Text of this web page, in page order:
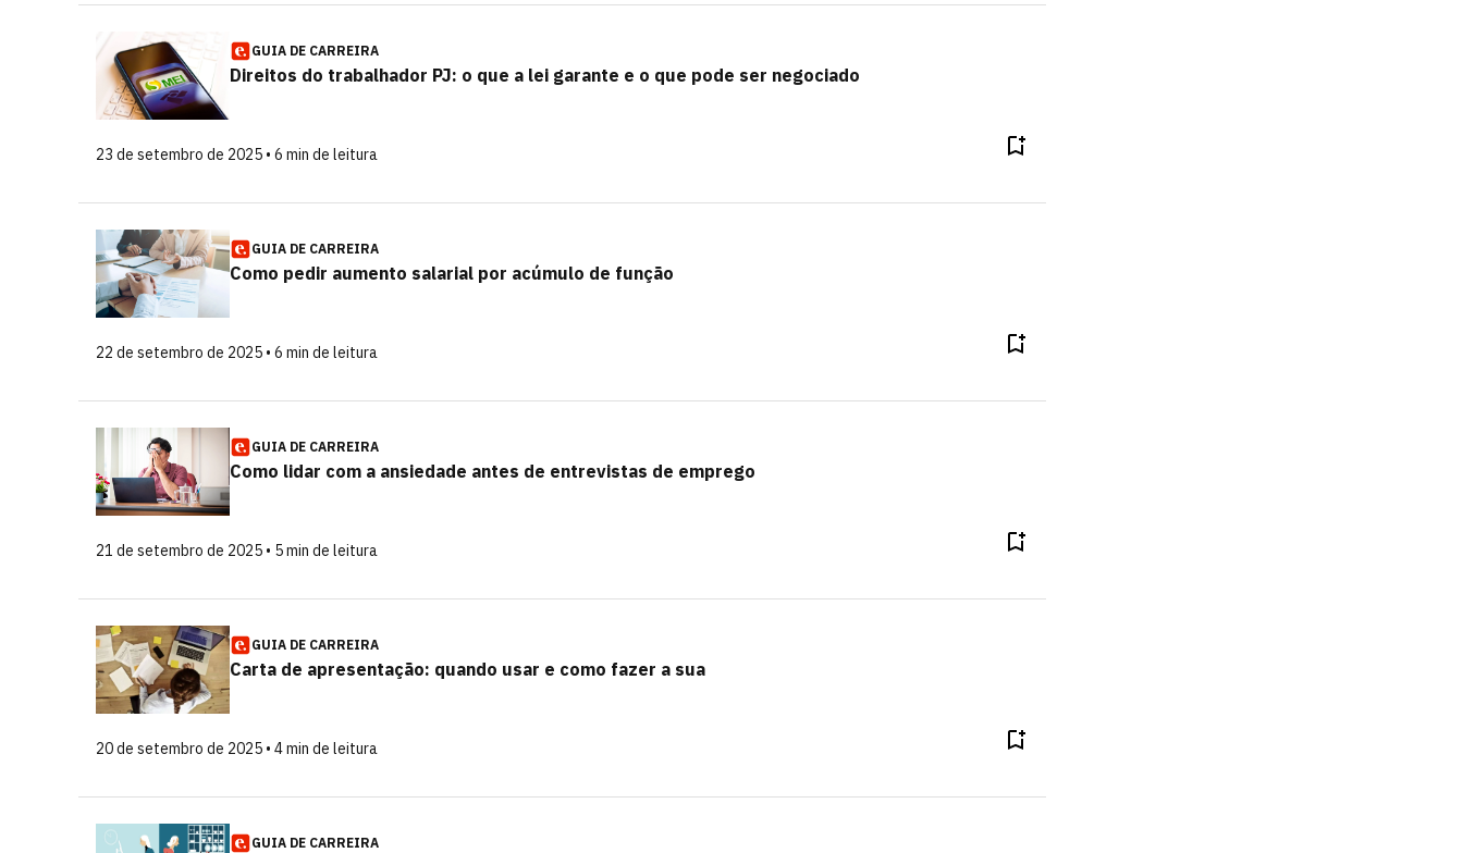
GUIA DE CARREIRA
Direitos do trabalhador PJ: o que a lei garante e o que pode ser negociado
23 de setembro de 2025 • 6 min de leitura
GUIA DE CARREIRA
Como pedir aumento salarial por acúmulo de função
22 de setembro de 2025 • 6 min de leitura
GUIA DE CARREIRA
Como lidar com a ansiedade antes de entrevistas de emprego
21 de setembro de 2025 • 5 min de leitura
GUIA DE CARREIRA
Carta de apresentação: quando usar e como fazer a sua
20 de setembro de 2025 • 4 min de leitura
GUIA DE CARREIRA